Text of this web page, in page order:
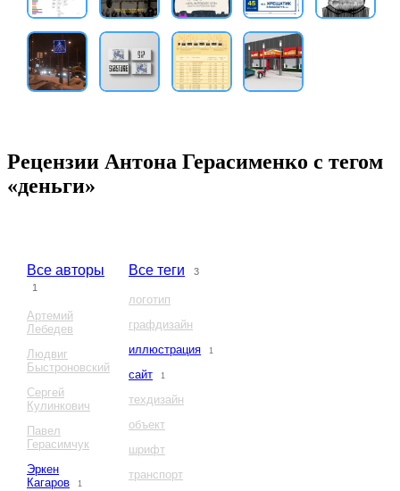
Рецензии Антона Герасименко с тегом
«деньги»
Все авторы
1
Артемий
Лебедев
Людвиг
Быстроновский
Сергей
Кулинкович
Павел
Герасимчук
Эркен
Кагаров
1
Все теги 3
логотип
графдизайн
иллюстрация
1
сайт 1
техдизайн
объект
шрифт
транспорт